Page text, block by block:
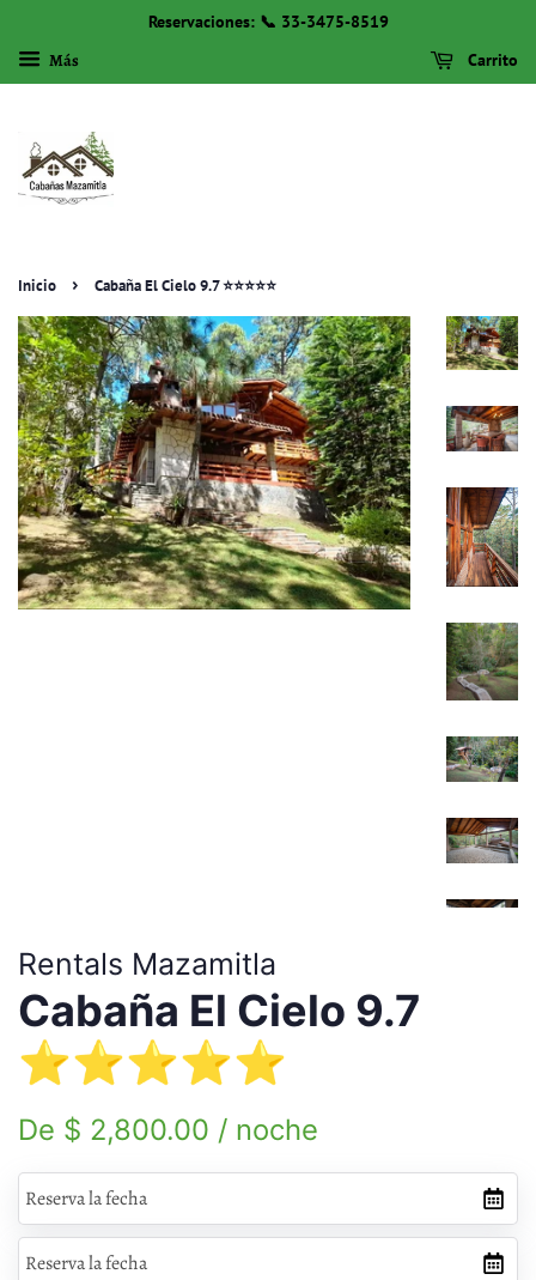
Reservaciones: 📞 33-3475-8519
Más Carrito
Inicio › Cabaña El Cielo 9.7 ⭐️⭐️⭐️⭐️⭐️
Rentals Mazamitla
Cabaña El Cielo 9.7
⭐️⭐️⭐️⭐️⭐️
Precio
De $ 2,800.00 / noche